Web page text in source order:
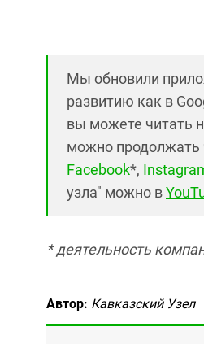
Мы обновили
развитию как в
вы можете читать
можно продолжать
Facebook*,
узла" можно в
* деятельность
Автор: Кавказский Узел